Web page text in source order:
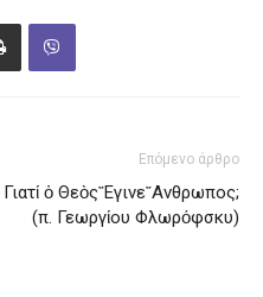
Επόμενο άρθρο
Γιατί ὁ Θεὸς῎Εγινε῎Ανθρωπος;
(π. Γεωργίου Φλωρόφσκυ)